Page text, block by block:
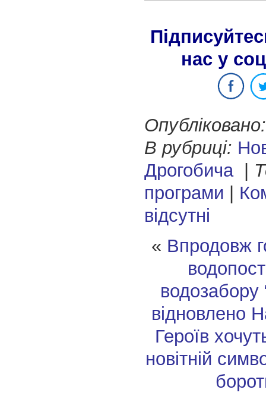
нас у
Опубліковано:
В рубриці:
Дрогобича|
програми
відсутні
« Впродовж
водозабору
відновлено
Героїв
новітній